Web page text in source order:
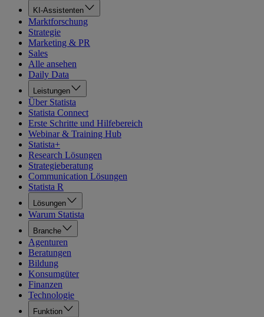
KI-Assistenten
Marktforschung
Strategie
Marketing & PR
Sales
Alle ansehen
Daily Data
Leistungen
Über Statista
Statista Connect
Erste Schritte und Hilfebereich
Webinar & Training Hub
Statista+
Research Lösungen
Strategieberatung
Communication Lösungen
Statista R
Lösungen
Warum Statista
Branche
Agenturen
Beratungen
Bildung
Konsumgüter
Finanzen
Technologie
Funktion